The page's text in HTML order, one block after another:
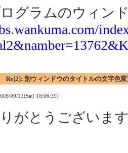
グラムのウィン
Re[2]: 別ウィンドウのタイトルの文字色変
09/13(Sat) 18:06:39)
がとうございま